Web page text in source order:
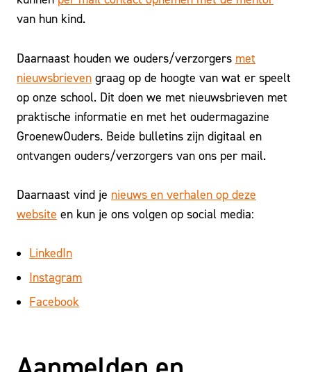
van hun kind.
Daarnaast houden we ouders/verzorgers met
nieuwsbrieven graag op de hoogte van wat er speelt
op onze school. Dit doen we met nieuwsbrieven met
praktische informatie en met het oudermagazine
GroenewOuders. Beide bulletins zijn digitaal en
ontvangen ouders/verzorgers van ons per mail.
Daarnaast vind je nieuws en verhalen op deze
website en kun je ons volgen op social media:
LinkedIn
Instagram
Facebook